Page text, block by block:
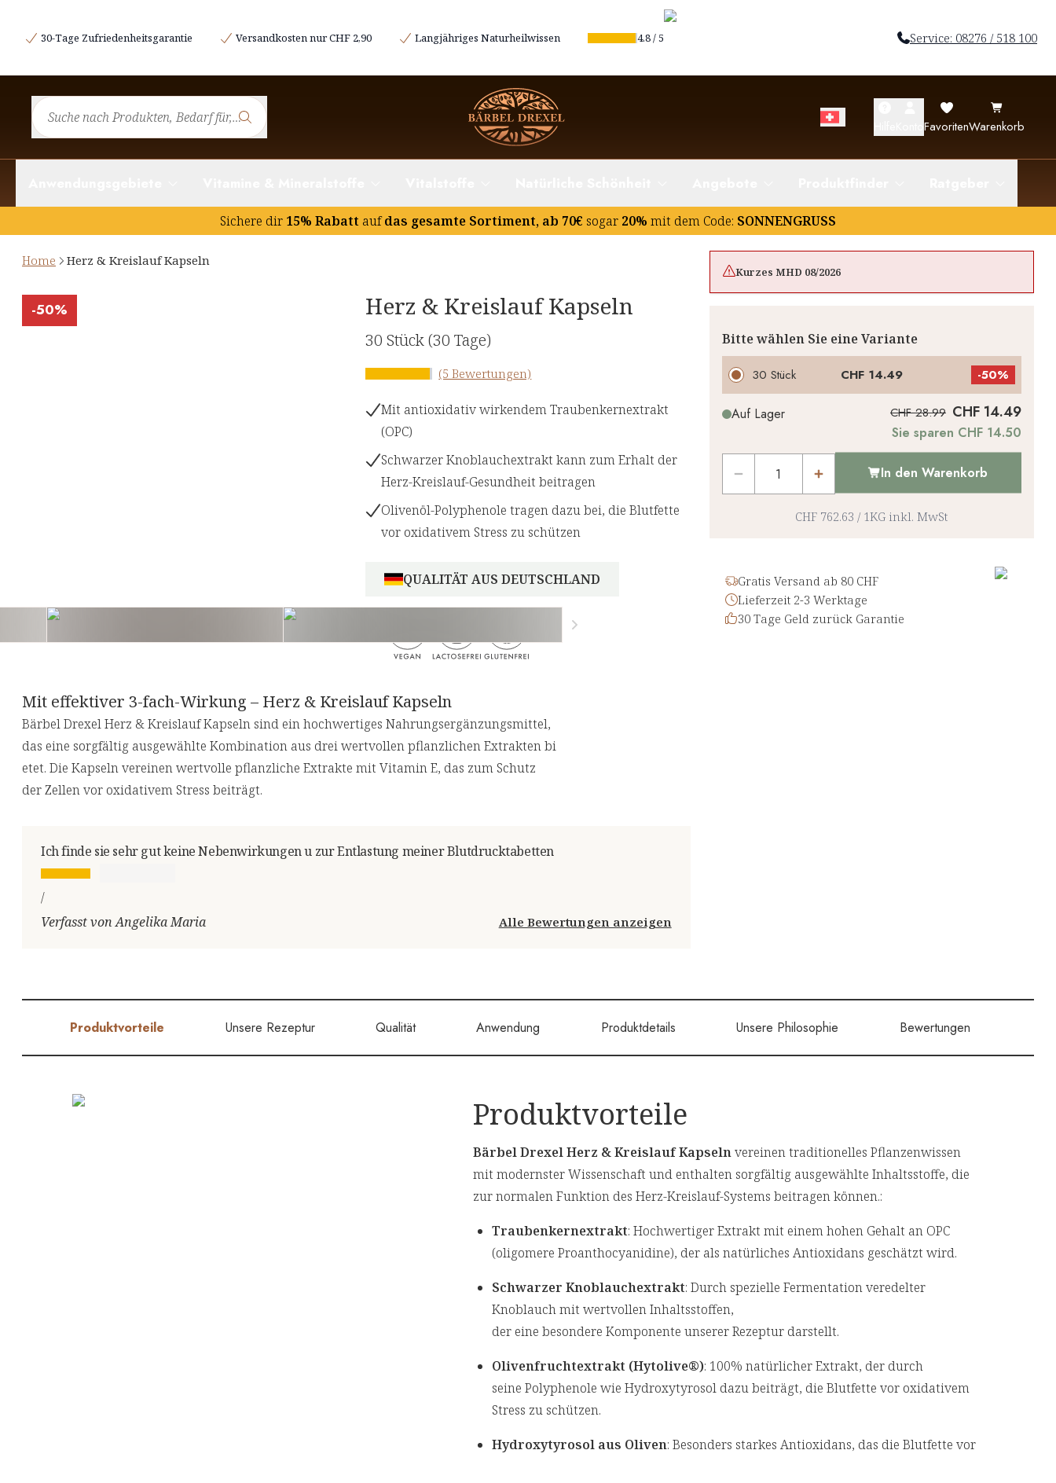
30-Tage Zufriedenheitsgarantie Versandkosten nur CHF 2,90 Langjähriges Naturheilwissen 4.8/5 Service: 08276 / 518 100
FavoritenWarenkorb
Sichere dir 15% Rabatt aufdas gesamte Sortiment, ab 70€ sogar 20% mit dem Code: SONNENGRUSS
Home Herz & Kreislauf Kapseln
-50% Herz & Kreislauf Kapseln
30 Stück(30 Tage)
(5 Bewertungen)
Mit antioxidativ wirkendem Traubenkernextrakt
(OPC)
Schwarzer Knoblauchextrakt kann zum Erhalt der
Herz-Kreislauf-Gesundheit beitragen
Olivenöl-Polyphenole tragen dazu bei, die Blutfette
vor oxidativem Stress zu schützen
QUALITÄT AUS DEUTSCHLAND
Kurzes MHD 08/2026
Bitte wählen Sie eine Variante
30 Stück CHF 14.49 -50%
Auf Lager CHF 28.99 CHF 14.49
Sie sparen CHF 14.50
In den Warenkorb
CHF 762.63 / 1KG inkl. MwSt
Gratis Versand ab 80 CHF
Lieferzeit 2-3 Werktage
30 Tage Geld zurück Garantie
Mit effektiver 3-fach-Wirkung – Herz & Kreislauf Kapseln
Bärbel Drexel Herz & Kreislauf Kapseln sind ein hochwertiges Nahrungsergänzungsmittel,
das eine sorgfältig ausgewählte Kombination aus drei wertvollen pflanzlichen Extrakten bi
etet. Die Kapseln vereinen wertvolle pflanzliche Extrakte mit Vitamin E, das zum Schutz
der Zellen vor oxidativem Stress beiträgt.
Ich finde sie sehr gut keine Nebenwirkungen u zur Entlastung meiner Blutdrucktabetten
/
Verfasst von Angelika Maria
Alle Bewertungen anzeigen
Produktvorteile Unsere Rezeptur Qualität Anwendung Produktdetails Unsere Philosophie Bewertungen
Produktvorteile
Bärbel Drexel Herz & Kreislauf Kapselnvereinen traditionelles Pflanzenwissen
mit modernster Wissenschaft und enthalten sorgfältig ausgewählte Inhaltsstoffe, die
zur normalen Funktion des Herz-Kreislauf-Systems beitragen können.:
Traubenkernextrakt: Hochwertiger Extrakt mit einem hohen Gehalt an OPC
(oligomere Proanthocyanidine), der als natürliches Antioxidans geschätzt wird.
Schwarzer Knoblauchextrakt: Durch spezielle Fermentation veredelter
Knoblauch mit wertvollen Inhaltsstoffen,
der eine besondere Komponente unserer Rezeptur darstellt.
Olivenfruchtextrakt (Hytolive®): 100% natürlicher Extrakt, der durch
seine Polyphenole wie Hydroxytyrosol dazu beiträgt, die Blutfette vor oxidativem
Stress zu schützen.
Hydroxytyrosol aus Oliven: Besonders starkes Antioxidans, das die Blutfette vor